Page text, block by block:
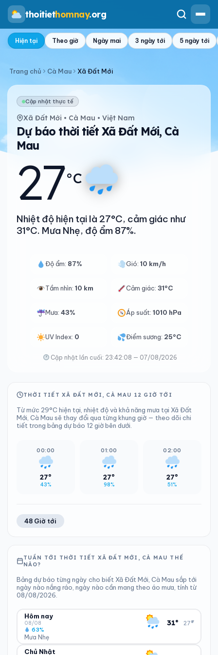
thoitiethomnay.org
Hiện tại Theo giờ Ngày mai 3 ngày tới 5 ngày tới
Trang chủ Cà Mau Xã Đất Mới
Cập nhật thực tế
Xã Đất Mới • Cà Mau • Việt Nam
Dự báo thời tiết Xã Đất Mới, Cà
Mau
27°C
Nhiệt độ hiện tại là 27°C, cảm giác như
31°C. Mưa Nhẹ, độ ẩm 87%.
Độ ẩm: 87% Gió:10 km/h
Tầm nhìn: 10 km Cảm giác:31°C
Mưa: 43% Áp suất:1010 hPa
UV Index: 0 Điểm sương: 25°C
Cập nhật lần cuối: 23:42:08 — 07/08/2026
THỜI TIẾT XÃ ĐẤT MỚI, CÀ MAU 12 GIỜ TỚI
Từ mức 29°C hiện tại, nhiệt độ và khả năng mưa tại Xã Đất
Mới, Cà Mau sẽ thay đổi qua từng khung giờ — theo dõi chi
tiết trong bảng dự báo 12 giờ bên dưới.
00:00
27°
43%
01:00
27°
98%
02:00
27°
51%
48 Giờ tới
TUẦN TỚI THỜI TIẾT XÃ ĐẤT MỚI, CÀ MAU THẾ
NÀO?
Bảng dự báo từng ngày cho biết Xã Đất Mới, Cà Mau sắp tới
ngày nào nắng ráo, ngày nào cần mang theo áo mưa, tính từ
08/08/2026.
Hôm nay
08/08
Mưa Nhẹ
63%
31° 27°
▾
ĐỘ ẨM
Chủ Nhật